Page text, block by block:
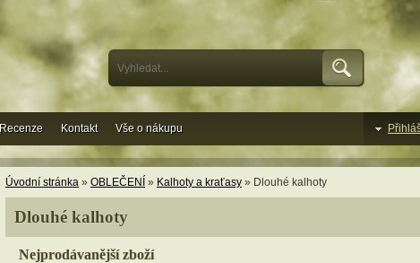
Úvodní stránka » OBLEČENÍ » Kalhoty a kraťasy » Dlouhé kalhoty
Dlouhé kalhoty
Nejprodávanější zboží
Recenze Kontakt Vše o nákupu